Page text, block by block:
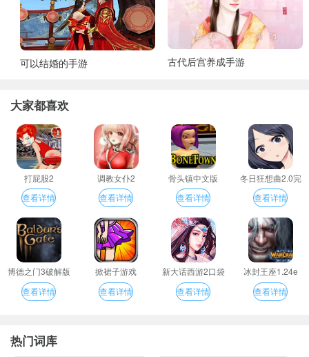
可以结婚的手游 古代后宫养成手游
大家都喜欢
打屁股2
查看详情
调教女仆2
查看详情
骨头镇中文版
查看详情
冬日狂想曲2.0完
整汉化版
查看详情
博德之门3破解版
查看详情
掀裙子游戏
查看详情
新大话西游2口袋
版
查看详情
冰封王座1.24e
查看详情
热门词库